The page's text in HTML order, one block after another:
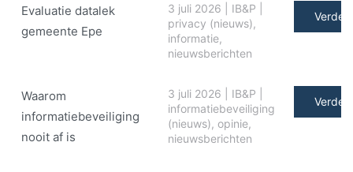
Evaluatie datalek
gemeente Epe
3 juli 2026 IB&P
privacy (nieuws),
informatie,
nieuwsberichten
Verder
Waarom
informatiebeveiliging
nooit af is
3 juli 2026 IB&P
informatiebeveiliging
(nieuws), opinie,
nieuwsberichten
Verder